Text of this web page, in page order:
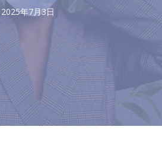
2025年7月3日